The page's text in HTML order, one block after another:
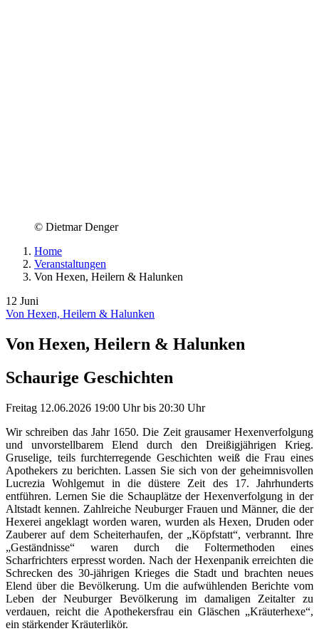
© Dietmar Denger
Home
Veranstaltungen
Von Hexen, Heilern & Halunken
12 Juni
Von Hexen, Heilern & Halunken
Von Hexen, Heilern & Halunken
Schaurige Geschichten
Freitag 12.06.2026 19:00 Uhrbis 20:30 Uhr
Wir schreiben das Jahr 1650. Die Zeit grausamer Hexenverfolgung
und unvorstellbarem Elend durch den Dreißigjährigen Krieg.
Gruselige, teils furchterregende Geschichten weiß die Frau eines
Apothekers zu berichten. Lassen Sie sich von der geheimnisvollen
Lucrezia Wohlgemut in die düstere Zeit des 17. Jahrhunderts
entführen. Lernen Sie die Schauplätze der Hexenverfolgung in der
Altstadt kennen. Zahlreiche Neuburger Frauen und Männer, die der
Hexerei angeklagt worden waren, wurden als Hexen, Druden oder
Zauberer auf dem Scheiterhaufen, der „Köpfstatt“, verbrannt. Ihre
„Geständnisse“ waren durch die Foltermethoden eines
Scharfrichters erpresst worden. Nach der Hexenpanik erreichten die
Schrecken des 30-jährigen Krieges die Stadt und brachten neues
Elend über die Bevölkerung. Um die aufwühlenden Berichte vom
Leben der Neuburger Bevölkerung im damaligen Zeitalter zu
verdauen, reicht die Apothekersfrau ein Gläschen „Kräuterhexe“,
ein stärkender Kräuterlikör.